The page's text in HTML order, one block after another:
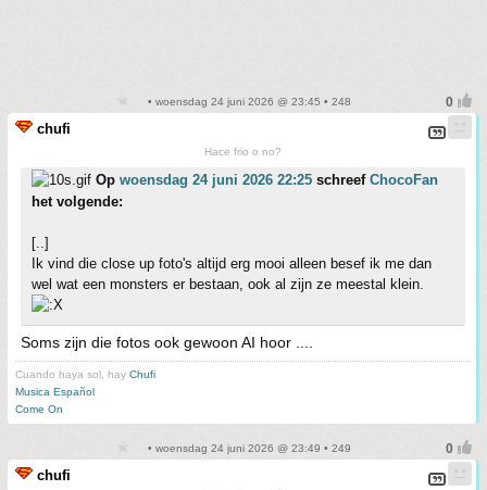
• woensdag 24 juni 2026 @ 23:45 • 248
chufi
Hace frio o no?
Op woensdag 24 juni 2026 22:25 schreef ChocoFan
het volgende:
[..]
Ik vind die close up foto's altijd erg mooi alleen besef ik me dan
wel wat een monsters er bestaan, ook al zijn ze meestal klein.
Soms zijn die fotos ook gewoon AI hoor ....
Cuando haya sol, hay Chufi
Musica Español
Come On
• woensdag 24 juni 2026 @ 23:49 • 249
chufi